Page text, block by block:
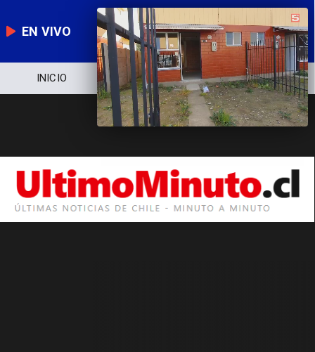
EN VIVO
INICIO NOTICIERO POLÍTICA